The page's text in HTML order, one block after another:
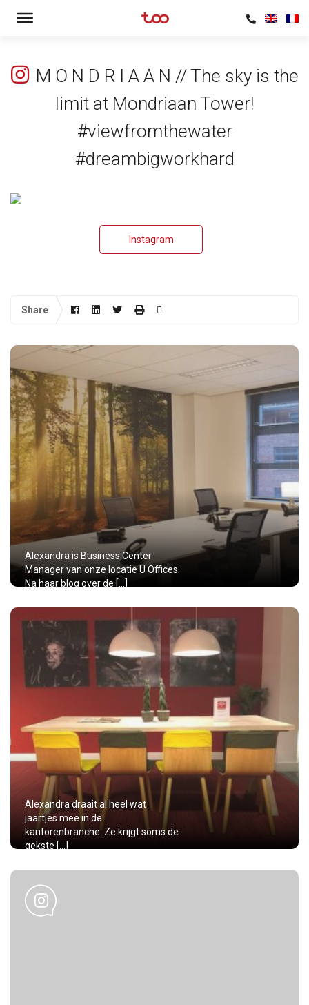
M O N D R I A A N // The sky is the
limit at Mondriaan Tower!
#viewfromthewater
#dreambigworkhard
Instagram
Share
Alexandra is Business Center
Manager van onze locatie U Offices.
Na haar blog over de […]
Alexandra draait al heel wat
jaartjes mee in de
kantorenbranche. Ze krijgt soms de
gekste […]